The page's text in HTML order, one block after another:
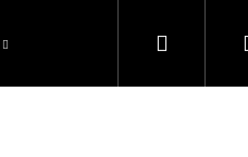
ARMY ORIGINALHľadať